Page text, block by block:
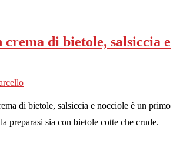
crema di bietole, salsiccia e
di bietole, salsiccia e nocciole è un primo
preparasi sia con bietole cotte che crude.